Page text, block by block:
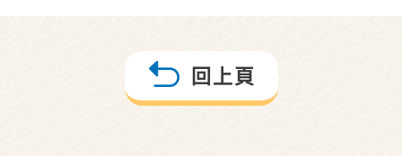
回上頁